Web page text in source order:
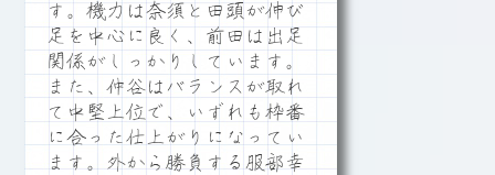
す。機力は奈須と田頭が伸び
足を中心に良く、前田は出足
関係がしっかりしています。
また、仲谷はバランスが取れ
て中堅上位で、いずれも枠番
に合った仕上がりになってい
ます。外から勝負する服部幸